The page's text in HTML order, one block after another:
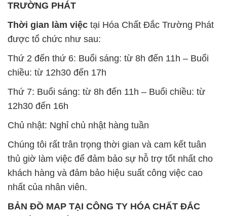
TRƯỜNG PHÁT
Thời gian làm việc tại Hóa Chất Đắc Trường Phát
được tổ chức như sau:
Thứ 2 đến thứ 6: Buổi sáng: từ 8h đến 11h – Buổi
chiều: từ 12h30 đến 17h
Thứ 7: Buổi sáng: từ 8h đến 11h – Buổi chiều: từ
12h30 đến 16h
Chủ nhật: Nghỉ chủ nhật hàng tuần
Chúng tôi rất trân trọng thời gian và cam kết tuân
thủ giờ làm việc để đảm bảo sự hỗ trợ tốt nhất cho
khách hàng và đảm bảo hiệu suất công việc cao
nhất của nhân viên.
BẢN ĐỒ MAP TẠI CÔNG TY HÓA CHẤT ĐẮC